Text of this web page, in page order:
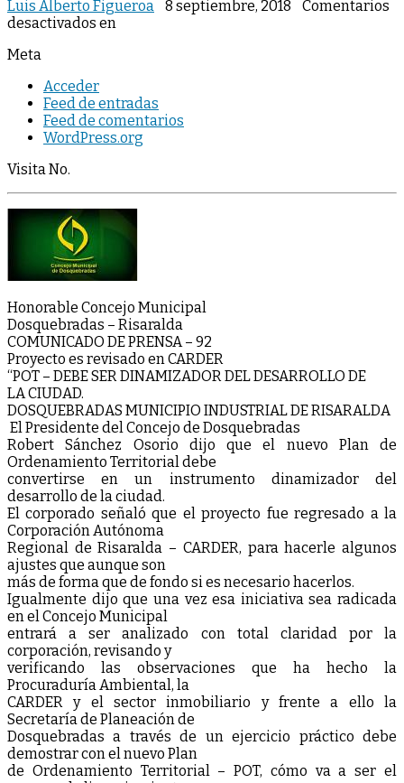
Luis Alberto Figueroa 8 septiembre, 2018
Comentarios
desactivados en
Meta
Acceder
Feed de entradas
Feed de comentarios
WordPress.org
Visita No.
Honorable Concejo Municipal
Dosquebradas – Risaralda
COMUNICADO DE PRENSA – 92
Proyecto es revisado en CARDER
“POT – DEBE SER DINAMIZADOR DEL DESARROLLO DE
LA CIUDAD.
DOSQUEBRADAS MUNICIPIO INDUSTRIAL DE RISARALDA
El Presidente del Concejo de Dosquebradas
Robert Sánchez Osorio dijo que el nuevo Plan de
Ordenamiento Territorial debe
convertirse en un instrumento dinamizador del
desarrollo de la ciudad.
El corporado señaló que el proyecto fue regresado a la
Corporación Autónoma
Regional de Risaralda – CARDER, para hacerle algunos
ajustes que aunque son
más de forma que de fondo si es necesario hacerlos.
Igualmente dijo que una vez esa iniciativa sea radicada
en el Concejo Municipal
entrará a ser analizado con total claridad por la
corporación, revisando y
verificando las observaciones que ha hecho la
Procuraduría Ambiental, la
CARDER y el sector inmobiliario y frente a ello la
Secretaría de Planeación de
Dosquebradas a través de un ejercicio práctico debe
demostrar con el nuevo Plan
de Ordenamiento Territorial – POT, cómo va a ser el